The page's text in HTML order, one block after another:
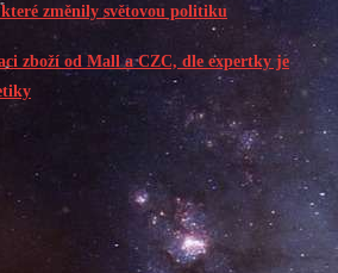
změnily světovou politiku
zboží od Mall a CZC, dle expertky je